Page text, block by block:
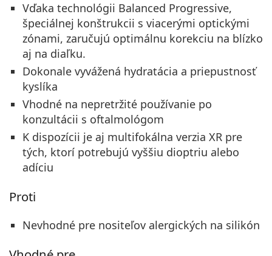
Vďaka technológii Balanced Progressive,
špeciálnej konštrukcii s viacerými optickými
zónami, zaručujú optimálnu korekciu na blízko
aj na diaľku.
Dokonale vyvážená hydratácia a priepustnosť
kyslíka
Vhodné na nepretržité používanie po
konzultácii s oftalmológom
K dispozícii je aj multifokálna verzia XR pre
tých, ktorí potrebujú vyššiu dioptriu alebo
adíciu
Proti
Nevhodné pre nositeľov alergických na silikón